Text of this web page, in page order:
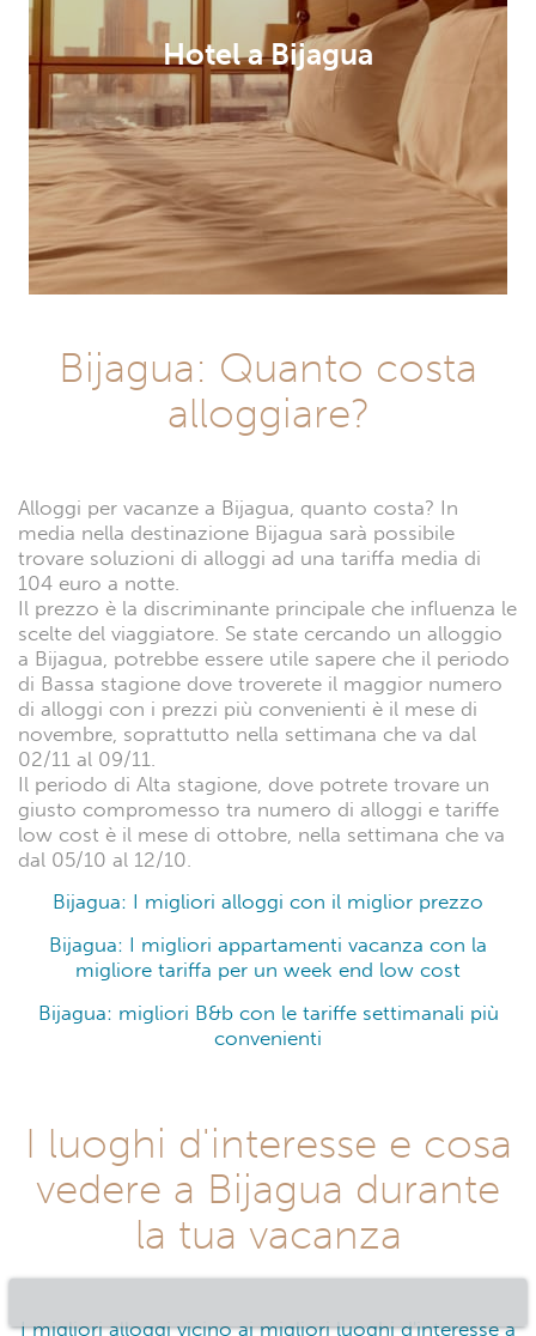
Hotel a Bijagua
Bijagua: Quanto costa
alloggiare?
Alloggi per vacanze a Bijagua, quanto costa? In
media nella destinazione Bijagua sarà possibile
trovare soluzioni di alloggi ad una tariffa media di
104 euro a notte.
Il prezzo è la discriminante principale che influenza le
scelte del viaggiatore. Se state cercando un alloggio
a Bijagua, potrebbe essere utile sapere che il periodo
di Bassa stagione dove troverete il maggior numero
di alloggi con i prezzi più convenienti è il mese di
novembre, soprattutto nella settimana che va dal
02/11 al 09/11.
Il periodo di Alta stagione, dove potrete trovare un
giusto compromesso tra numero di alloggi e tariffe
low cost è il mese di ottobre, nella settimana che va
dal 05/10 al 12/10.
Bijagua: I migliori alloggi con il miglior prezzo
Bijagua: I migliori appartamenti vacanza con la
migliore tariffa per un week end low cost
Bijagua: migliori B&b con le tariffe settimanali più
convenienti
I luoghi d'interesse e cosa
vedere a Bijagua durante
la tua vacanza
I migliori alloggi vicino ai migliori luoghi d'interesse a